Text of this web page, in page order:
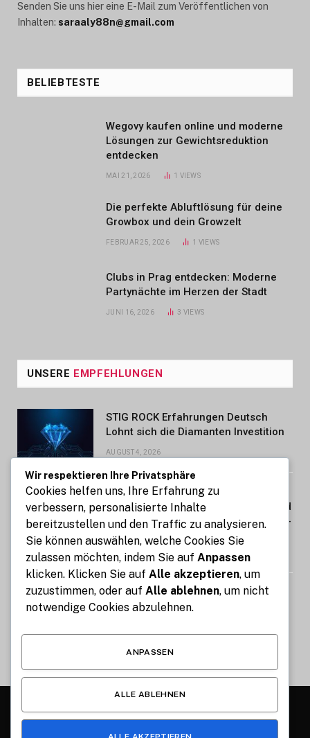
Senden Sie uns hier eine E-Mail zum Veröffentlichen von
Inhalten: saraaly88n@gmail.com
BELIEBTESTE
Wegovy kaufen online und moderne
Lösungen zur Gewichtsreduktion
entdecken
MAI 21, 2026 1 VIEWS
Die perfekte Abluftlösung für deine
Growbox und dein Growzelt
FEBRUAR 25, 2026 1 VIEWS
Clubs in Prag entdecken: Moderne
Partynächte im Herzen der Stadt
JUNI 16, 2026 3 VIEWS
UNSERE EMPFEHLUNGEN
STIG ROCK Erfahrungen Deutsch
Lohnt sich die Diamanten Investition
AUGUST 4, 2026
Wirtschaftsnachrichten zu
Unternehmen, Finanzen, Märkten und
wirtschaftlichen Entwicklungen im In-
und Ausland
AUGUST 4, 2026
STIG ROCK Erfahrungen Kann man
mit Diamanten wirklich Geld
© 2026 Alle Rechte vorbehalten.Münchner Lebensstil
Wir respektieren Ihre Privatsphäre
Cookies helfen uns, Ihre Erfahrung zu
verbessern, personalisierte Inhalte
bereitzustellen und den Traffic zu analysieren.
Sie können auswählen, welche Cookies Sie
zulassen möchten, indem Sie auf Anpassen
klicken. Klicken Sie auf Alle akzeptieren, um
zuzustimmen, oder auf Alle ablehnen, um nicht
notwendige Cookies abzulehnen.
ANPASSEN
ALLE ABLEHNEN